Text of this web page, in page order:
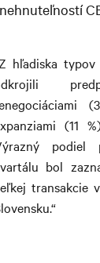
hľadiska
(11
podiel
bol
transakcie